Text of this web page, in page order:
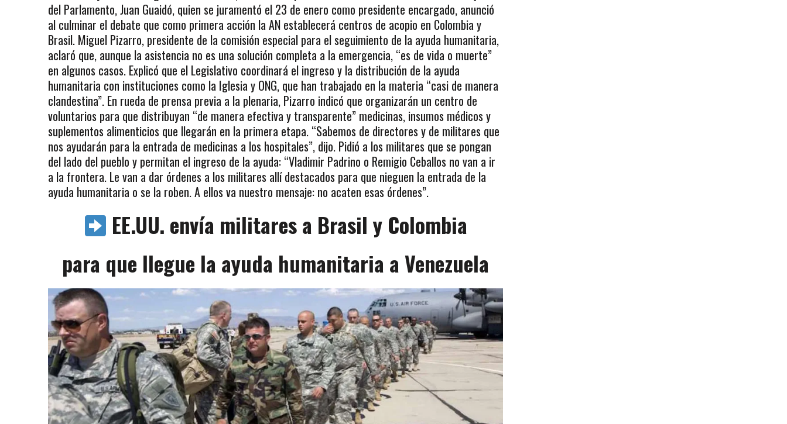
del Parlamento, Juan Guaidó, quien se juramentó el 23 de enero como presidente encargado, anunció
al culminar el debate que como primera acción la AN establecerá centros de acopio en Colombia y
Brasil. Miguel Pizarro, presidente de la comisión especial para el seguimiento de la ayuda humanitaria,
aclaró que, aunque la asistencia no es una solución completa a la emergencia, “es de vida o muerte”
en algunos casos. Explicó que el Legislativo coordinará el ingreso y la distribución de la ayuda
humanitaria con instituciones como la Iglesia y ONG, que han trabajado en la materia “casi de manera
clandestina”. En rueda de prensa previa a la plenaria, Pizarro indicó que organizarán un centro de
voluntarios para que distribuyan “de manera efectiva y transparente” medicinas, insumos médicos y
suplementos alimenticios que llegarán en la primera etapa. “Sabemos de directores y de militares que
nos ayudarán para la entrada de medicinas a los hospitales”, dijo. Pidió a los militares que se pongan
del lado del pueblo y permitan el ingreso de la ayuda: “Vladimir Padrino o Remigio Ceballos no van a ir
a la frontera. Le van a dar órdenes a los militares allí destacados para que nieguen la entrada de la
ayuda humanitaria o se la roben. A ellos va nuestro mensaje: no acaten esas órdenes”.
EE.UU. envía militares a Brasil y Colombia
para que llegue la ayuda humanitaria a Venezuela